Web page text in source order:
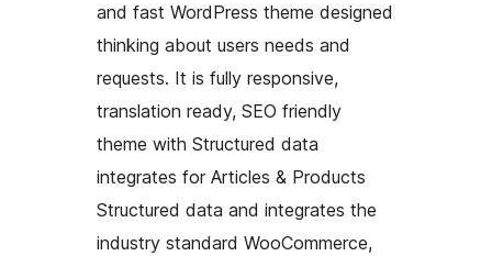
and fast WordPress theme designed
thinking about users needs and
requests. It is fully responsive,
translation ready, SEO friendly
theme with Structured data
integrates for Articles & Products
Structured data and integrates the
industry standard WooCommerce,